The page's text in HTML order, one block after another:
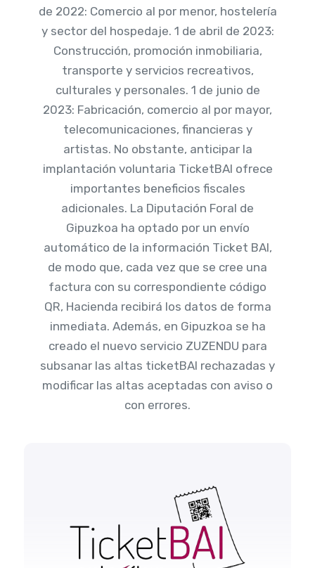
de 2022: Comercio al por menor, hostelería
y sector del hospedaje. 1 de abril de 2023:
Construcción, promoción inmobiliaria,
transporte y servicios recreativos,
culturales y personales. 1 de junio de
2023: Fabricación, comercio al por mayor,
telecomunicaciones, financieras y
artistas. No obstante, anticipar la
implantación voluntaria TicketBAI ofrece
importantes beneficios fiscales
adicionales. La Diputación Foral de
Gipuzkoa ha optado por un envío
automático de la información Ticket BAI,
de modo que, cada vez que se cree una
factura con su correspondiente código
QR, Hacienda recibirá los datos de forma
inmediata. Además, en Gipuzkoa se ha
creado el nuevo servicio ZUZENDU para
subsanar las altas ticketBAI rechazadas y
modificar las altas aceptadas con aviso o
con errores.